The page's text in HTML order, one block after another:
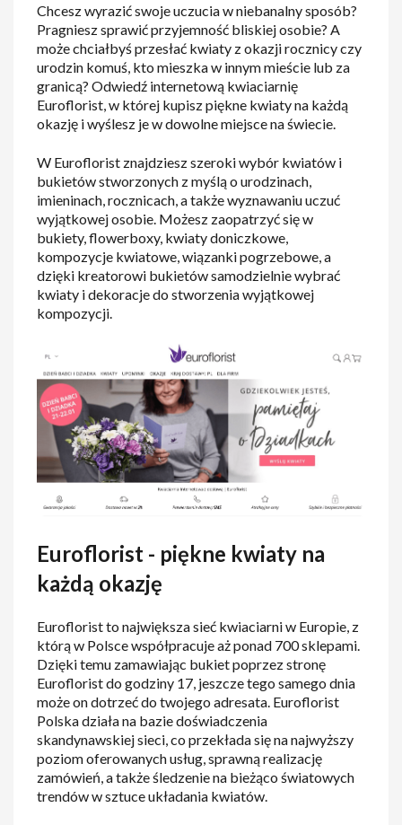
Chcesz wyrazić swoje uczucia w niebanalny sposób?
Pragniesz sprawić przyjemność bliskiej osobie? A
może chciałbyś przesłać kwiaty z okazji rocznicy czy
urodzin komuś, kto mieszka w innym mieście lub za
granicą? Odwiedź internetową kwiaciarnię
Euroflorist, w której kupisz piękne kwiaty na każdą
okazję i wyślesz je w dowolne miejsce na świecie.
W Euroflorist znajdziesz szeroki wybór kwiatów i
bukietów stworzonych z myślą o urodzinach,
imieninach, rocznicach, a także wyznawaniu uczuć
wyjątkowej osobie. Możesz zaopatrzyć się w
bukiety, flowerboxy, kwiaty doniczkowe,
kompozycje kwiatowe, wiązanki pogrzebowe, a
dzięki kreatorowi bukietów samodzielnie wybrać
kwiaty i dekoracje do stworzenia wyjątkowej
kompozycji.
Euroflorist - piękne kwiaty na
każdą okazję
Euroflorist to największa sieć kwiaciarni w Europie, z
którą w Polsce współpracuje aż ponad 700 sklepami.
Dzięki temu zamawiając bukiet poprzez stronę
Euroflorist do godziny 17, jeszcze tego samego dnia
może on dotrzeć do twojego adresata. Euroflorist
Polska działa na bazie doświadczenia
skandynawskiej sieci, co przekłada się na najwyższy
poziom oferowanych usług, sprawną realizację
zamówień, a także śledzenie na bieżąco światowych
trendów w sztuce układania kwiatów.